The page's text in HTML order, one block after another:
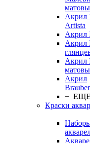
Акрил
Artista
Акрил
Акрил
Акрил
Акрил
+
Краски